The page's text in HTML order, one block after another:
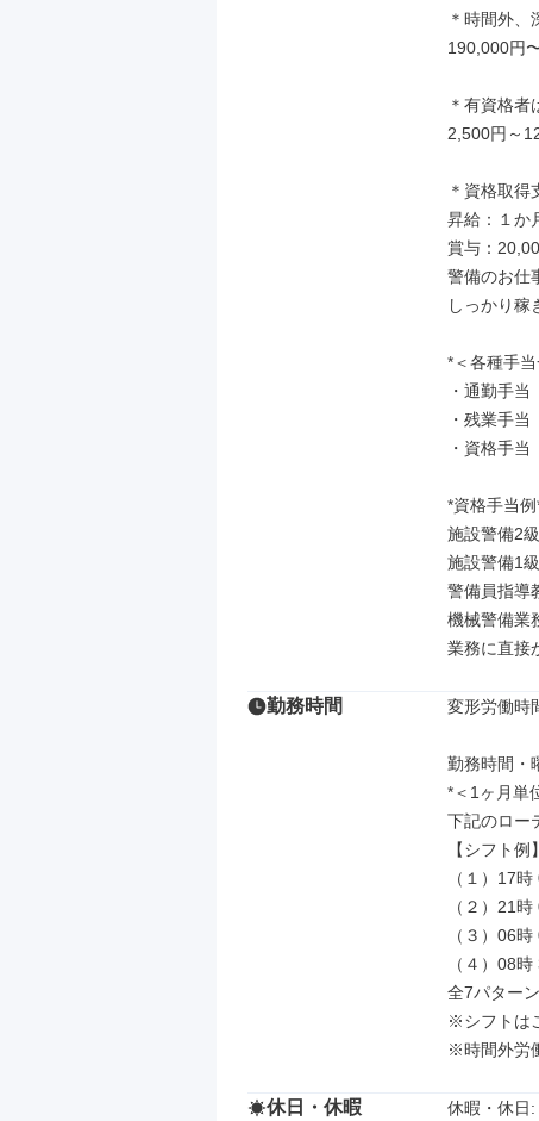
＊時間外、
190,000円
＊有資格者
2,500円～
＊資格取得
昇給：１か
賞与：
警備のお仕
しっかり稼
*＜各種手
・通勤手当
・残業手当
・資格手当
*資格手当例
施設警備2
施設警備1
警備員指導
機械警備業
業務に直接
勤務時間 変形労働時
勤務時間・
*＜1ヶ月単
下記のロー
【シフト例】
（１）17
（２）21
（３）06
（４）08
全7パター
※シフトは
※時間外労
休日・休暇 休暇・休日: